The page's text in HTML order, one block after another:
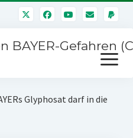
BAYER-Gefahren
Menü
öffnen
Glyphosat darf in die